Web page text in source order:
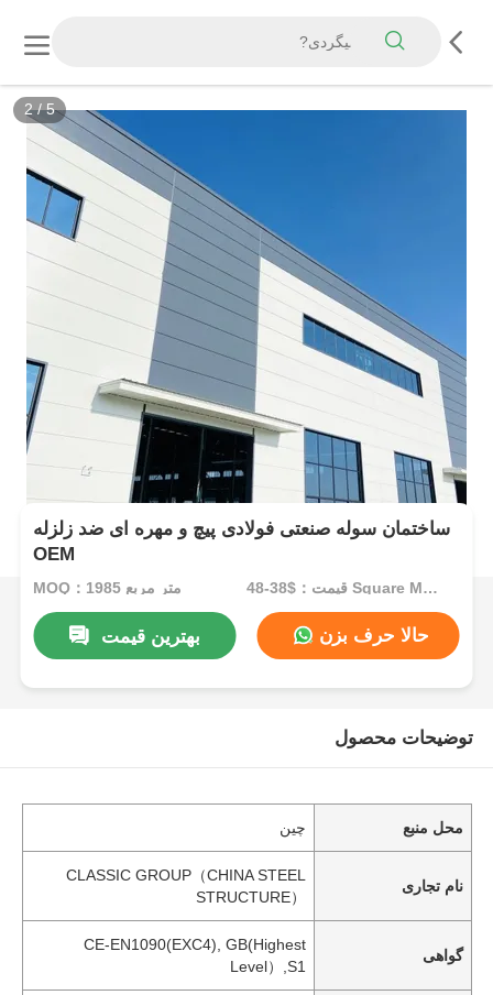
2/5
ساختمان سوله صنعتی فولادی پیچ و مهره ای ضد زلزله
OEM
MOQ：1985 متر مربع قیمت：$38-48 Square Meters
بهترین قیمت حالا حرف بزن
توضیحات محصول
محل منبع چین
نام تجاری
CLASSIC GROUP（CHINA STEEL
STRUCTURE）
گواهی
CE-EN1090(EXC4), GB(Highest
Level）,S1